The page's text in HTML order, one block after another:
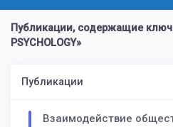
Публикации, содержащие
PSYCHOLOGY»
Публикации
Взаимодействие